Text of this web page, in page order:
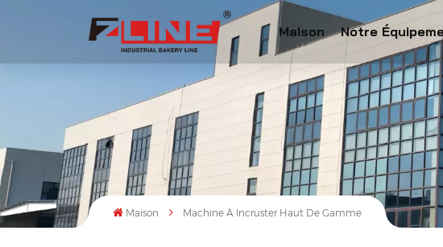
Maison Notre
Maison Machine À Incruster Haut De Gamme